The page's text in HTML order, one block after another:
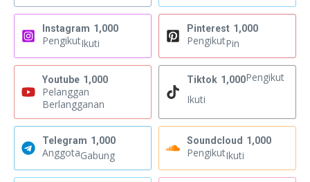
Instagram 1,000
PengikutIkuti
Pinterest 1,000
PengikutPin
Youtube 1,000
Pelanggan
Berlangganan
Tiktok 1,000Pengikut
Ikuti
Telegram 1,000
AnggotaGabung
Soundcloud 1,000
PengikutIkuti